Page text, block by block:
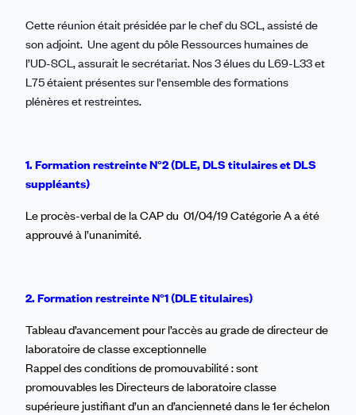
Cette réunion était présidée par le chef du SCL, assisté de
son adjoint. Une agent du pôle Ressources humaines de
l’UD-SCL, assurait le secrétariat. Nos 3 élues du L69-L33 et
L75 étaient présentes sur l'ensemble des formations
plénères et restreintes.
1. Formation restreinte N°2 (DLE, DLS titulaires et DLS
suppléants)
Le procès-verbal de la CAP du 01/04/19 Catégorie A a été
approuvé à l’unanimité.
2. Formation restreinte N°1 (DLE titulaires)
Tableau d’avancement pour l’accès au grade de directeur de
laboratoire de classe exceptionnelle
Rappel des conditions de promouvabilité : sont
promouvables les Directeurs de laboratoire classe
supérieure justifiant d’un an d’ancienneté dans le 1er échelon